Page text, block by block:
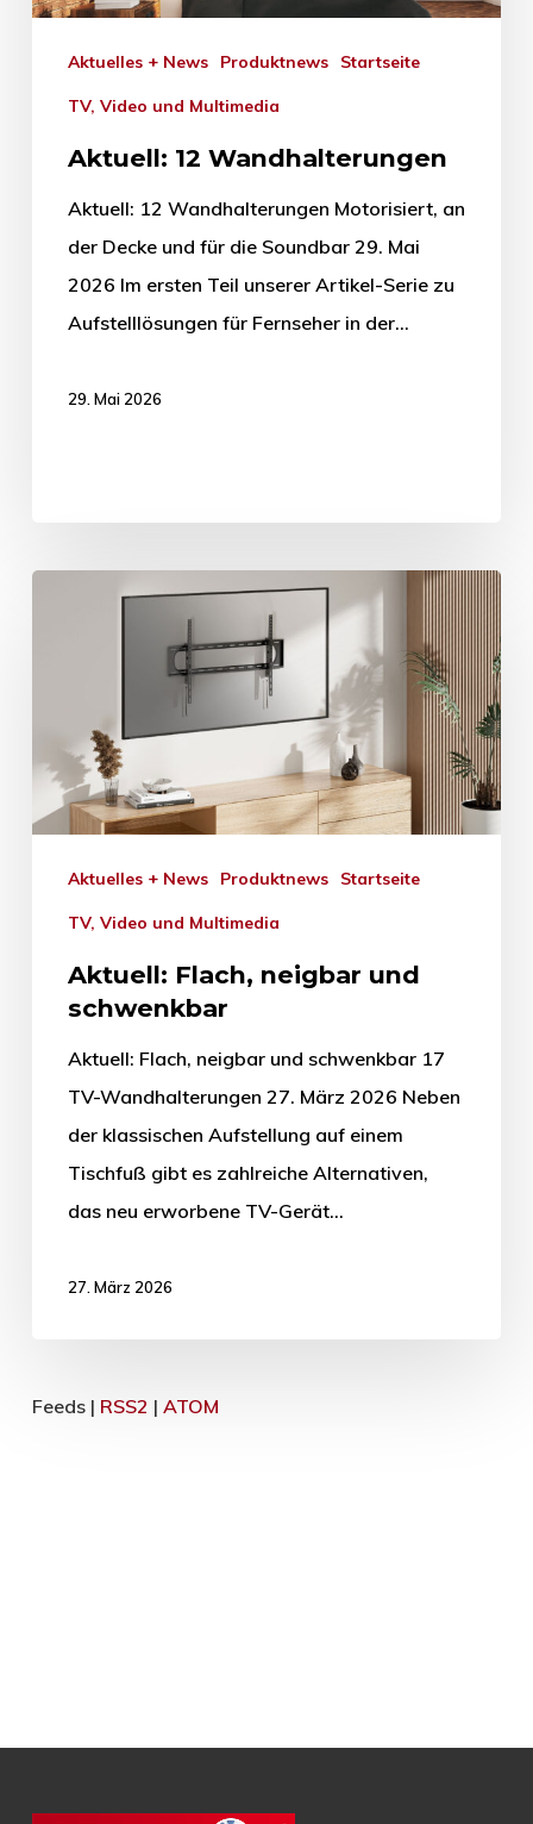
Aktuelles + News Produktnews Startseite
TV, Video und Multimedia
Aktuell: 12 Wandhalterungen
Aktuell: 12 Wandhalterungen Motorisiert, an
der Decke und für die Soundbar 29. Mai
2026 Im ersten Teil unserer Artikel-Serie zu
Aufstelllösungen für Fernseher in der…
29. Mai 2026
Aktuelles + News Produktnews Startseite
TV, Video und Multimedia
Aktuell: Flach, neigbar und
schwenkbar
Aktuell: Flach, neigbar und schwenkbar 17
TV-Wandhalterungen 27. März 2026 Neben
der klassischen Aufstellung auf einem
Tischfuß gibt es zahlreiche Alternativen,
das neu erworbene TV-Gerät…
27. März 2026
Feeds | RSS2 | ATOM